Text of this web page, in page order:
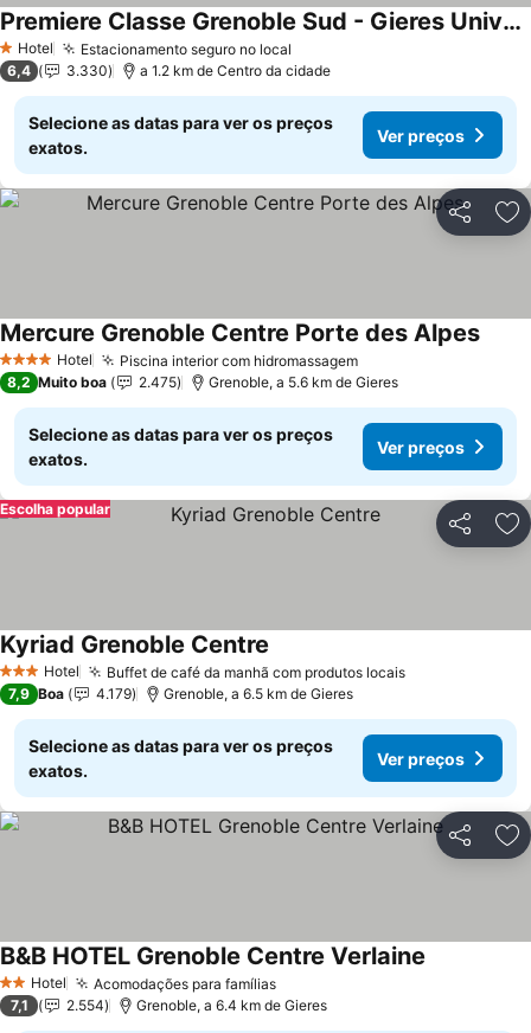
1 Estrelas
Hotel Estacionamento seguro no local
Premiere Classe Grenoble Sud - Gieres Universite
6,4 3.330 a 1.2 km de Centro da cidade
Selecione as datas para ver os preços
exatos.
Ver preços
Partilhar
4 EstrelasHotel Piscina interior com hidromassagem
Mercure Grenoble Centre Porte des Alpes
8,2 Muito boa 2.475 Grenoble, a 5.6 km de Gieres
Selecione as datas para ver os preços
exatos.
Ver preços
Partilhar
Escolha popular
3 EstrelasHotel Buffet de café da manhã com produtos locais
Kyriad Grenoble Centre
7,9 Boa 4.179 Grenoble, a 6.5 km de Gieres
Selecione as datas para ver os preços
exatos.
Ver preços
Partilhar
2 Estrelas
Hotel Acomodações para famílias
B&B HOTEL Grenoble Centre Verlaine
7,1 2.554 Grenoble, a 6.4 km de Gieres